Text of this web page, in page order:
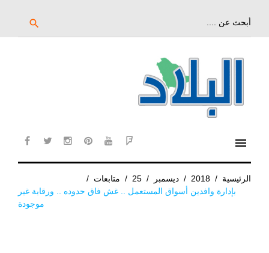
search
menu
الرئيسية /
2018
/ ديسمبر /
25
/ متابعات /
بإدارة وافدين أسواق المستعمل .. غش فاق حدوده .. ورقابة غير
موجودة